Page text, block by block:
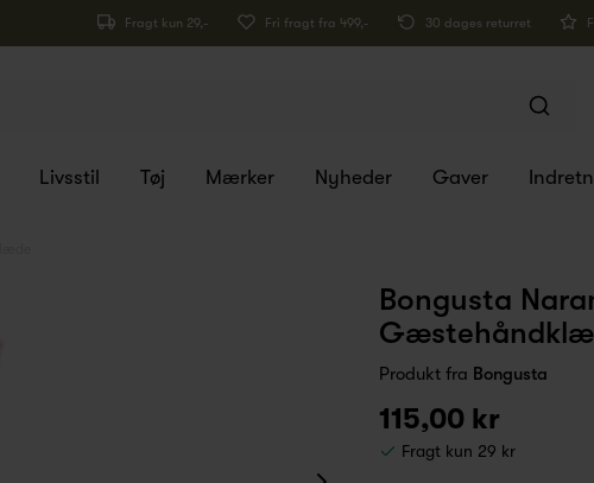
Fragt kun 29,- Fri fragt fra 499,- 30 dages returret
Livsstil Tøj Mærker Nyheder Gaver
Bongusta
Produkt fra Bongusta
115,00 kr
Fragt kun 29 kr